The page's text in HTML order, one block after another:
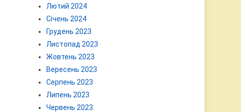
Лютий 2024
Січень 2024
Грудень 2023
Листопад 2023
Жовтень 2023
Вересень 2023
Серпень 2023
Липень 2023
Червень 2023